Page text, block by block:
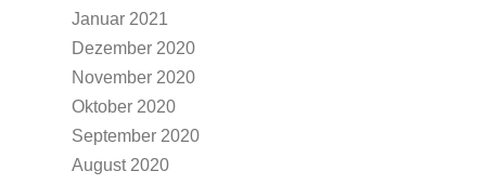
Januar 2021
Dezember 2020
November 2020
Oktober 2020
September 2020
August 2020